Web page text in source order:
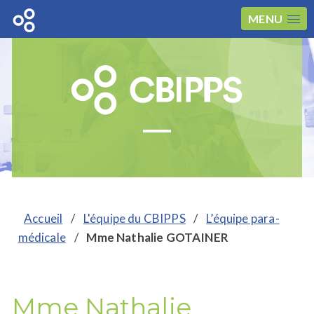
MENU
Accueil / L'équipe du CBIPPS / L’équipe para-
médicale / Mme Nathalie GOTAINER
Mme Nathalie